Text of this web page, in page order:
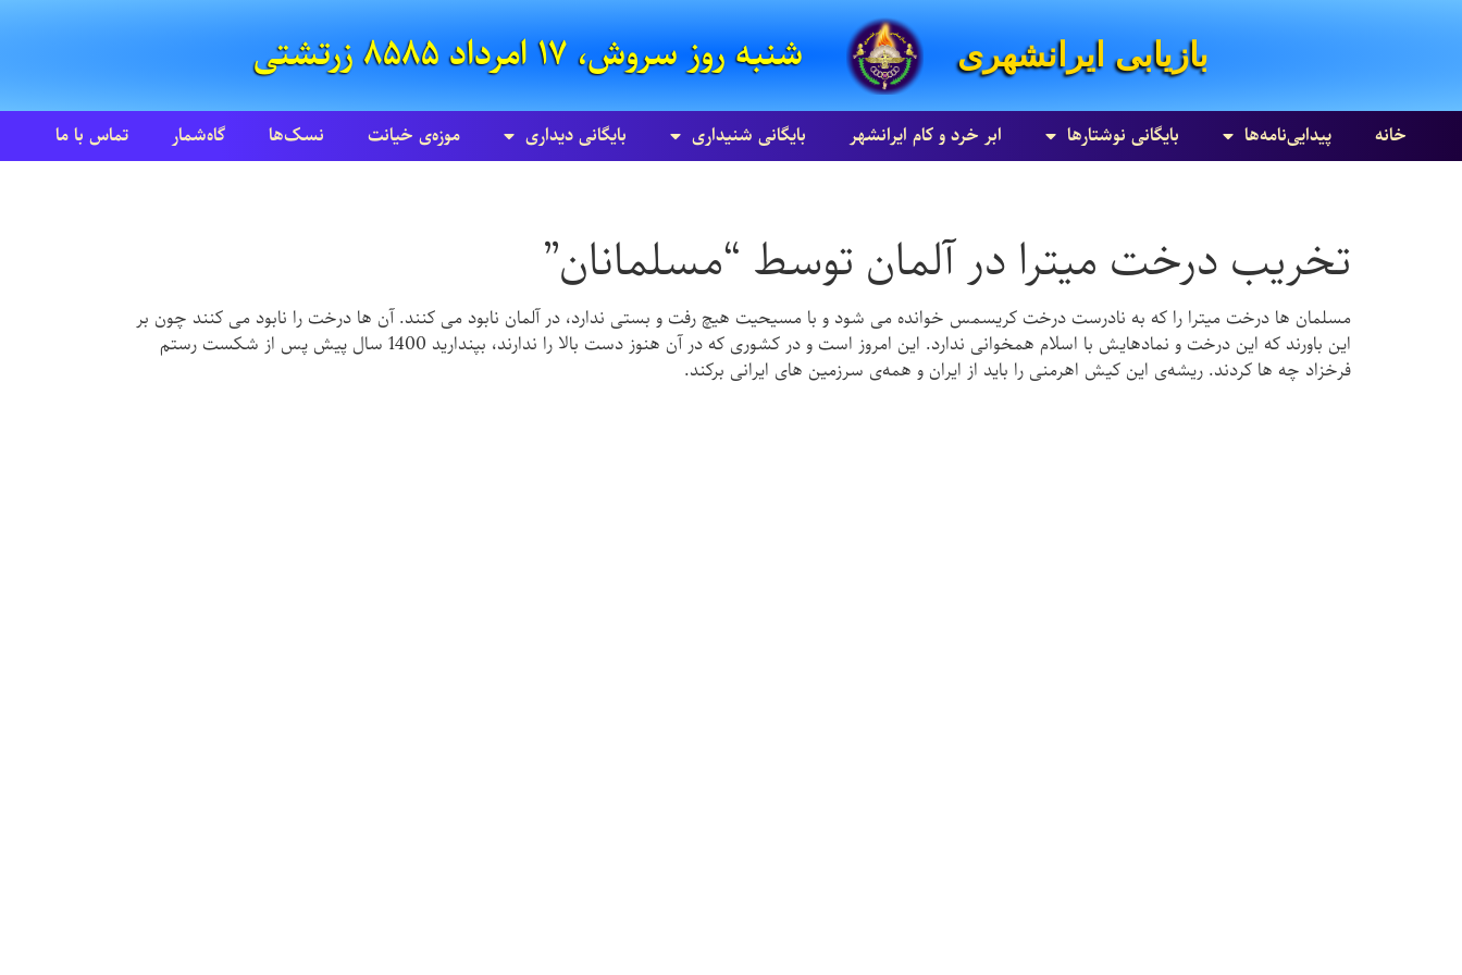
بازیابی ایرانشهری شنبه روز سروش، ۱۷ امرداد ۸۵۸۵ زرتشتی
خانه پیدایی‌نامه‌ها بایگانی نوشتارها ابر خرد و کام ایرانشهر بایگانی شنيداری بایگانی ديداری موزه‌ی خیانت نسک‌ها گاه‌شمار تماس با ما
تخریب درخت میترا در آلمان توسط “مسلمانان”
مسلمان ها درخت میترا را که به نادرست درخت کریسمس خوانده می شود و با مسیحیت هیچ رفت و بستی ندارد، در آلمان نابود می کنند. آن ها درخت را نابود می کنند چون بر
این باورند که این درخت و نمادهایش با اسلام همخوانی ندارد. این امروز است و در کشوری که در آن هنوز دست بالا را ندارند، بپندارید 1400 سال پیش پس از شکست رستم
فرخزاد چه ها کردند. ریشه‌ی این کیش اهرمنی را باید از ایران و همه‌ی سرزمین های ایرانی برکند.